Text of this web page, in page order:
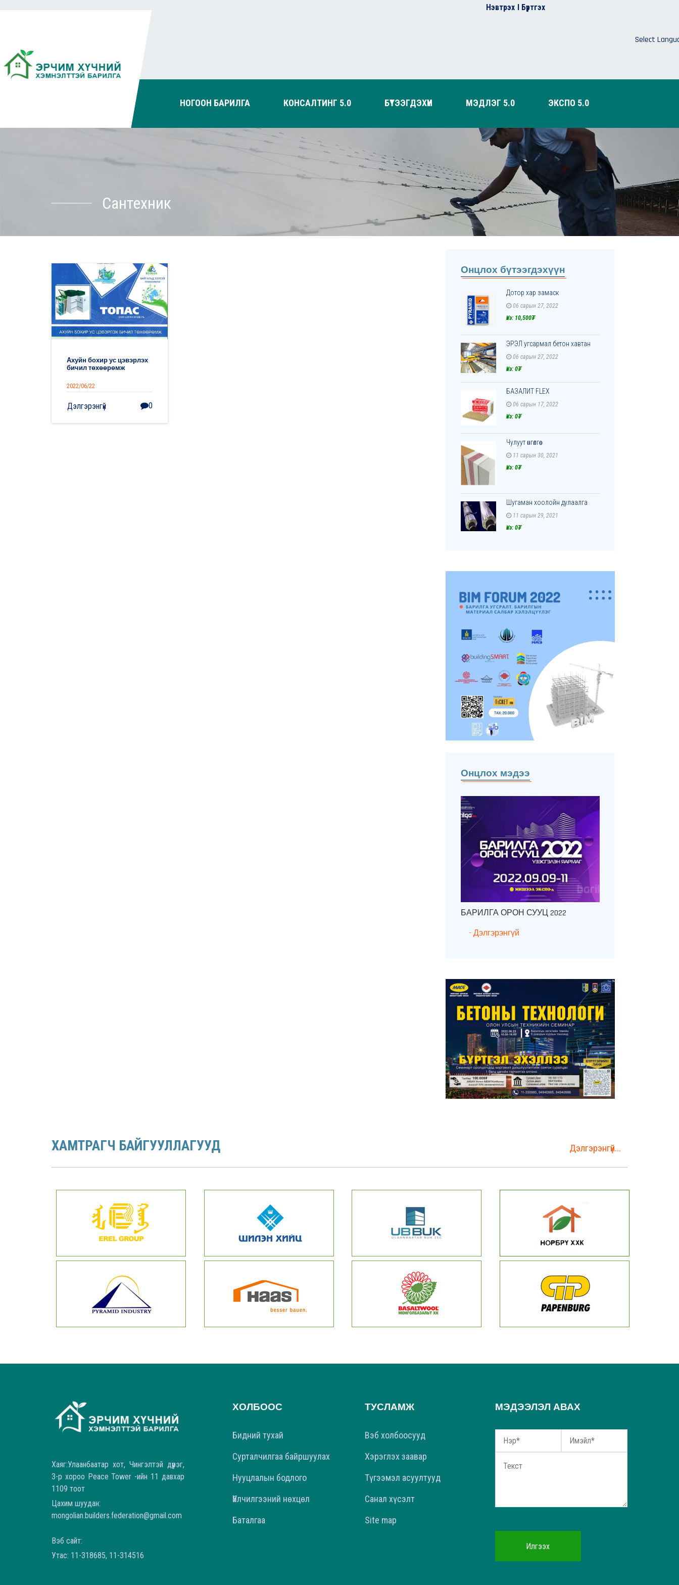
Нэвтрэх I Бүртгэх
Select
НОГООН БАРИЛГА КОНСАЛТИНГ 5.0 БҮТЭЭГДЭХҮҮН МЭДЛЭГ 5.0 ЭКСПО 5.0
Сантехник
Онцлох бүтээгдэхүүн
Дотор хар замаск
06 сарын 27, 2022
Үнэ: 10,500₮
ЭРЭЛ угсармал бетон хавтан
06 сарын 27, 2022
Үнэ: 0₮
БАЗАЛИТ FLEX
06 сарын 17, 2022
Үнэ: 0₮
Чулуут өнгөлгөө
11 сарын 30, 2021
Үнэ: 0₮
Шугаман хоолойн дулаалга
11 сарын 29, 2021
Үнэ: 0₮
Онцлох мэдээ
БАРИЛГА ОРОН СУУЦ 2022
- Дэлгэрэнгүй
Ахуйн бохир ус цэвэрлэх
бичил төхөөрөмж
2022/06/22
Дэлгэрэнгүй 0
ХАМТРАГЧ БАЙГУУЛЛАГУУД Дэлгэрэнгүй...
Хаяг:Улаанбаатар хот, Чингэлтэй дүүрэг,
3-р хороо Peace Tower -ийн 11 давхар
1109 тоот
Цахим шуудан:
mongolian.builders.federation@gmail.com
Вэб сайт:
Утас: 11-318685, 11-314516
ХОЛБООС
Бидний тухай
Сурталчилгаа байршуулах
Нууцлалын бодлого
Үйлчилгээний нөхцөл
Баталгаа
ТУСЛАМЖ
Вэб холбоосууд
Хэрэглэх заавар
Түгээмэл асуултууд
Санал хүсэлт
Site map
МЭДЭЭЛЭЛ АВАХ
Илгээх